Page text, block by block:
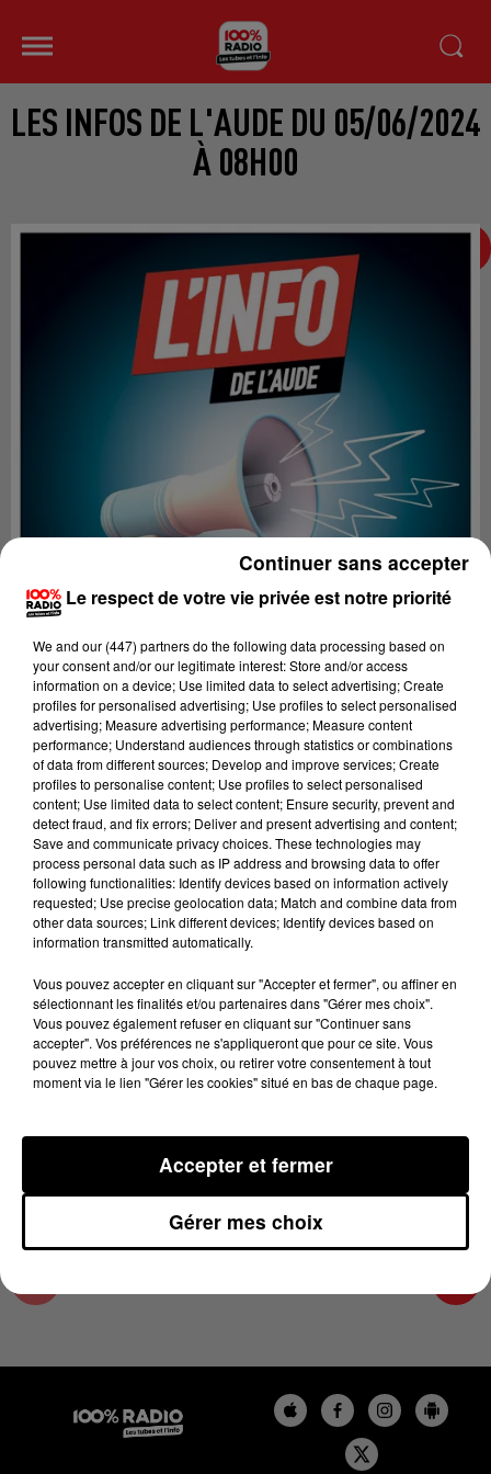
LES INFOS DE L'AUDE DU 05/06/2024
À 08H00
Lecture (4 min 25 sec)
100%
100% Radio les infos de l'Aude
5 juin 2024 - 4 min 25 sec
LES INFOS DE L'AUDE DU 05/06/2024 À
08H00
Les infos de l'Aude
Le respect de votre vie privée est notre priorité
We and our (447) partnersdo the following data processing based on
your consent and/or our legitimate interest: Store and/or access
information on a device; Use limited data to select advertising; Create
profiles for personalised advertising; Use profiles to select personalised
advertising; Measure advertising performance; Measure content
performance; Understand audiences through statistics or combinations
of data from different sources; Develop and improve services; Create
profiles to personalise content; Use profiles to select personalised
content; Use limited data to select content; Ensure security, prevent and
detect fraud, and fix errors; Deliver and present advertising and content;
Save and communicate privacy choices. These technologies may
process personal data such as IP address and browsing data to offer
following functionalities: Identify devices based on information actively
requested; Use precise geolocation data; Match and combine data from
other data sources; Link different devices; Identify devices based on
information transmitted automatically.
Vous pouvez accepter en cliquant sur "Accepter et fermer", ou affiner en
sélectionnant les finalités et/ou partenaires dans "Gérer mes choix".
Vous pouvez également refuser en cliquant sur "Continuer sans
accepter". Vos préférences ne s'appliqueront que pour ce site. Vous
pouvez mettre à jour vos choix, ou retirer votre consentement à tout
moment via le lien "Gérer les cookies" situé en bas de chaque page.
Gérer mes choix
Accepter et fermer
Continuer sans accepter